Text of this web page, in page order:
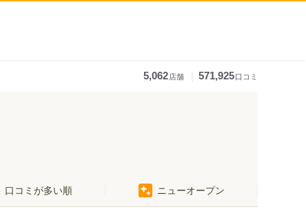
5,062店舗 571,925口コミ
五橋駅
口コミが多い順 ニューオープン